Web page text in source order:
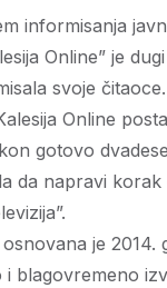
informisanja
Online” je
svoje
Online
gotovo
da napravi korak
je 2014.
i blagovremeno